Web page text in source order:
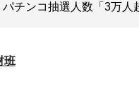
パチンコ抽選人数「3万人
班